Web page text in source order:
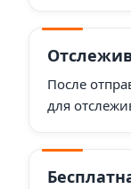
После
для